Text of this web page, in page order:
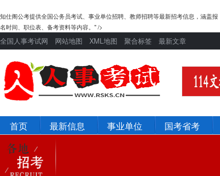
知仕阁公考提供全国公务员考试、事业单位招聘、教师招聘等最新招考信息，涵盖报
名时间、职位表、备考资料等内容。" />
全国人事考试网 网站地图 XML地图 聚合标签 最新文章
首页 最新信息 事业单位 国考省考